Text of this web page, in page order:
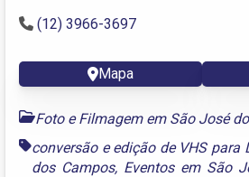
(12) 3966-3697
Mapa
Foto e Filmagem em São José
conversão e edição de VHS para
dos Campos, Eventos em São